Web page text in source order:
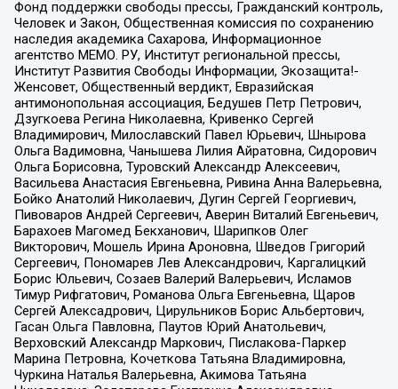
Фонд поддержки свободы прессы, Гражданский контроль,
Человек и Закон, Общественная комиссия по сохранению
наследия академика Сахарова, Информационное
агентство МЕМО. РУ, Институт региональной прессы,
Институт Развития Свободы Информации, Экозащита!-
Женсовет, Общественный вердикт, Евразийская
антимонопольная ассоциация, Бедушев Петр Петрович,
Дзугкоева Регина Николаевна, Кривенко Сергей
Владимирович, Милославский Павел Юрьевич, Шнырова
Ольга Вадимовна, Чанышева Лилия Айратовна, Сидорович
Ольга Борисовна, Туровский Александр Алексеевич,
Васильева Анастасия Евгеньевна, Ривина Анна Валерьевна,
Бойко Анатолий Николаевич, Дугин Сергей Георгиевич,
Пивоваров Андрей Сергеевич, Аверин Виталий Евгеньевич,
Барахоев Магомед Бекханович, Шарипков Олег
Викторович, Мошель Ирина Ароновна, Шведов Григорий
Сергеевич, Пономарев Лев Александрович, Каргалицкий
Борис Юльевич, Созаев Валерий Валерьевич, Исламов
Тимур Рифгатович, Романова Ольга Евгеньевна, Щаров
Сергей Алексадрович, Цирульников Борис Альбертович,
Гасан Ольга Павловна, Паутов Юрий Анатольевич,
Верховский Александр Маркович, Пислакова-Паркер
Марина Петровна, Кочеткова Татьяна Владимировна,
Чуркина Наталья Валерьевна, Акимова Татьяна